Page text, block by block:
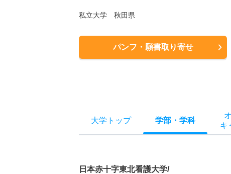
私立大学 秋田県
パンフ・願書取り寄せ
大学トップ 学部 ・ 学科
キ
日本赤十字東北看護大学/